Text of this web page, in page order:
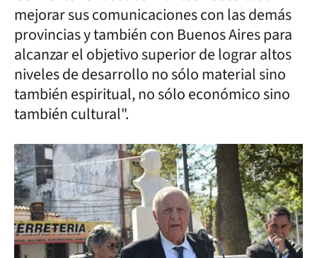
mejorar sus comunicaciones con las demás
provincias y también con Buenos Aires para
alcanzar el objetivo superior de lograr altos
niveles de desarrollo no sólo material sino
también espiritual, no sólo económico sino
también cultural".